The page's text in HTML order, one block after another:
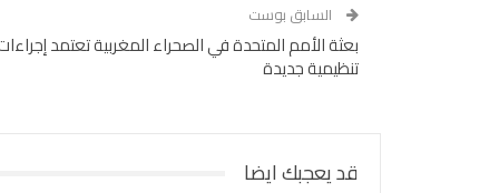
السابق بوست
بعثة الأمم المتحدة في الصحراء المغربية تعتمد
تنظيمية جديدة
قد يعجبك ايضا